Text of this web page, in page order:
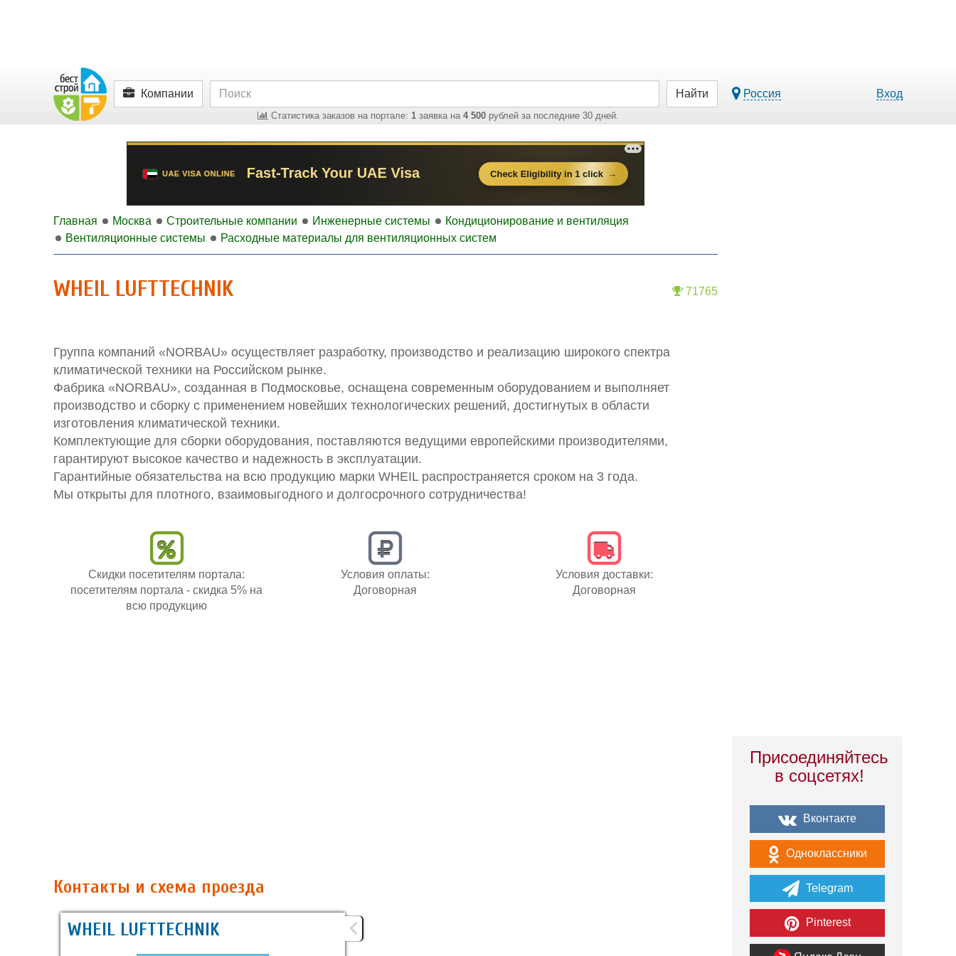
Компании
Статистика заказов на портале: 1 заявка на 4 500 рублей за последние 30 дней.
Найти Россия Вход
Главная Москва Строительные компании Инженерные системы
Кондиционирование и вентиляция
Вентиляционные системы
Расходные материалы для вентиляционных систем
71765
WHEIL LUFTTECHNIK
Группа компаний «NORBAU» осуществляет разработку, производство и реализацию широкого спектра
климатической техники на Российском рынке.
Фабрика «NORBAU», созданная в Подмосковье, оснащена современным оборудованием и выполняет
производство и сборку с применением новейших технологических решений, достигнутых в области
изготовления климатической техники.
Комплектующие для сборки оборудования, поставляются ведущими европейскими производителями,
гарантируют высокое качество и надежность в эксплуатации.
Гарантийные обязательства на всю продукцию марки WHEIL распространяется сроком на 3 года.
Мы открыты для плотного, взаимовыгодного и долгосрочного сотрудничества!
Скидки посетителям портала:
посетителям портала - скидка 5% на
всю продукцию
Условия оплаты:
Договорная
Условия доставки:
Договорная
Контакты и схема проезда
WHEIL LUFTTECHNIK
Присоединяйтесь
в соцсетях!
Вконтакте
Одноклассники
Telegram
Pinterest